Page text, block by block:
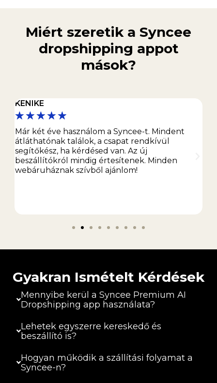
Miért szeretik a Syncee
dropshipping appot
mások?
KENIKE
★★★★★
Már két éve használom a Syncee-t. Mindent
átláthatónak találok, a csapat rendkívül
segítőkész, ha kérdésed van. Az új
beszállítókról mindig értesítenek. Minden
webáruháznak szívből ajánlom!
Gyakran Ismételt Kérdések
Mennyibe kerül a Syncee Premium AI
Dropshipping app használata?
Lehetek egyszerre kereskedő és
beszállító is?
Hogyan működik a szállítási folyamat a
Syncee-n?